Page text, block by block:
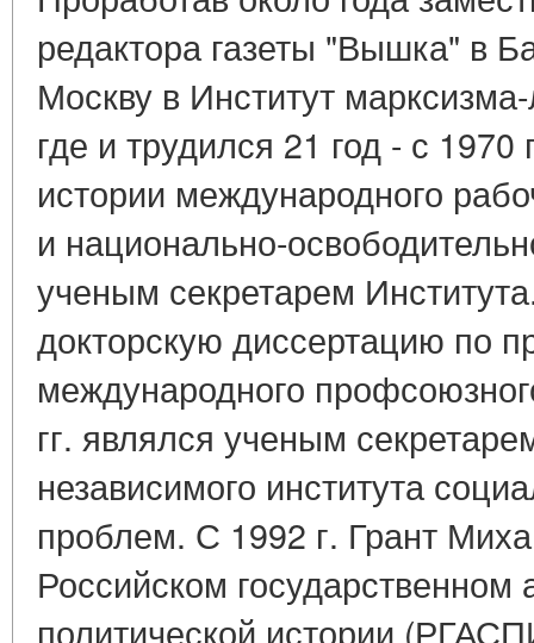
редактора газеты "Вышка" в
Москву в Институт
где и трудился 21 год - с 1970
истории международного
и национально-
ученым секретарем
докторскую диссертацию по
международного
гг. являлся ученым
независимого института
проблем. С 1992 г. Грант
Российском государственном
политической истории